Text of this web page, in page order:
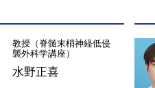
教授（脊髄末梢神経低侵
襲外科学講座）
水野正喜